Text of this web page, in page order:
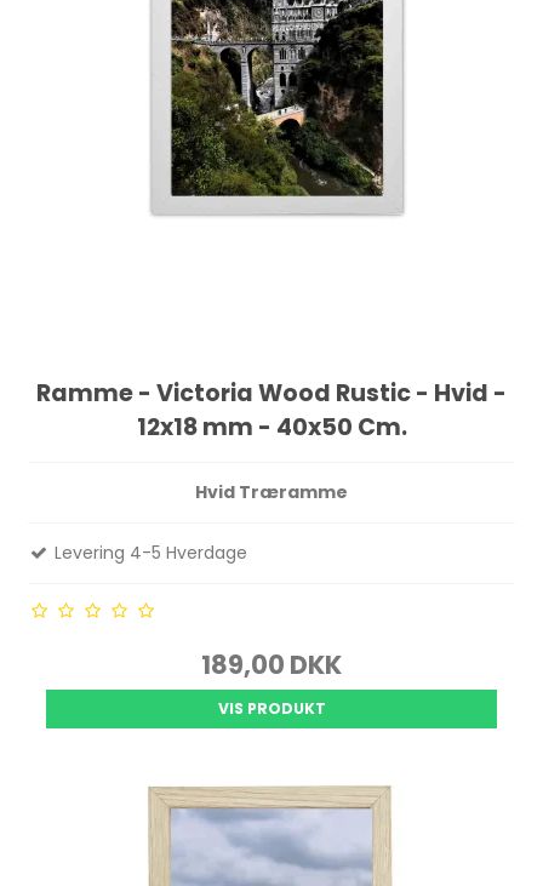
Ramme - Victoria Wood Rustic - Hvid -
12x18 mm - 40x50 Cm.
Hvid Træramme
Levering 4-5 Hverdage
189,00 DKK
VIS PRODUKT